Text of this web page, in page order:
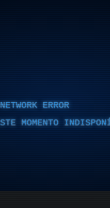
ERROR
MOMENTO